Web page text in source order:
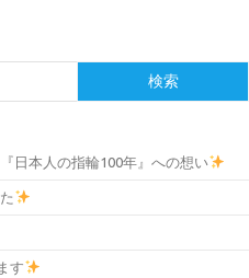
検索
日本人の指輪100年』への想い
す